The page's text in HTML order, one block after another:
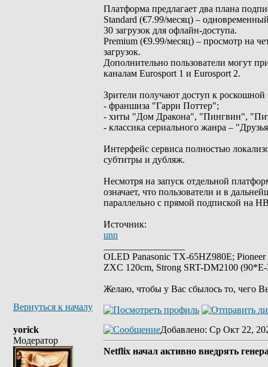
Платформа предлагает два плана
Standard (€7.99/месяц) –
30 загрузок для офлайн-доступа.
Premium (€9.99/месяц) – просмотр на
загрузок.
Дополнительно пользователи могут
каналам Eurosport 1 и Eurosport 2.
Зрители получают доступ к
- франшиза "Гарри Поттер";
- хиты "Дом Дракона", "Пингвин",
- классика сериального жанра –
Интерфейс сервиса полностью
субтитры и дубляж.
Несмотря на запуск отдельной
означает, что пользователи и в
параллельно с прямой подпиской на
Источник:
unn
OLED Panasonic TX-65HZ980E;
ZXC 120cm, Strong SRT-DM2100
Желаю, чтобы у Вас сбылось то, чего
Вернуться к началу
yorick
Модератор
Добавлено: Ср Окт 22,
Netflix начал активно внедрять